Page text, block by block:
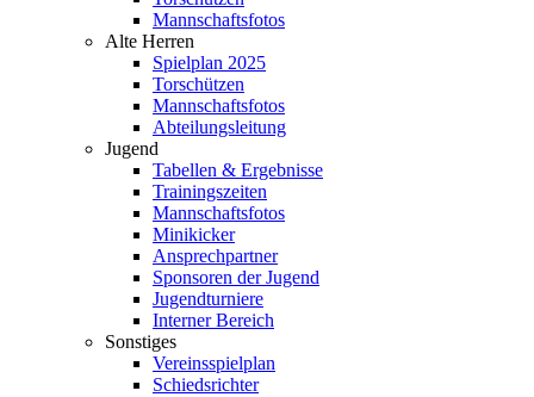
Mannschaftsfotos
Alte Herren
Spielplan 2025
Torschützen
Mannschaftsfotos
Abteilungsleitung
Jugend
Tabellen & Ergebnisse
Trainingszeiten
Mannschaftsfotos
Minikicker
Ansprechpartner
Sponsoren der Jugend
Jugendturniere
Interner Bereich
Sonstiges
Vereinsspielplan
Schiedsrichter